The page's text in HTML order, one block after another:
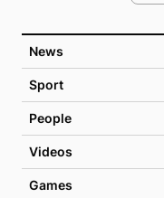
News
Sport
People
Videos
Games